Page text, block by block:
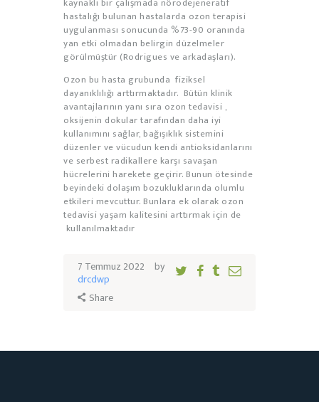
hastalığı bulunan hastalarda ozon terapisi
uygulanması sonucunda %73-90 oranında
yan etki olmadan belirgin düzelmeler
görülmüştür (Rodrigues ve arkadaşları).
Ozon bu hasta grubunda fiziksel
dayanıklılığı arttırmaktadır. Bütün klinik
avantajlarının yanı sıra ozon tedavisi ,
oksijenin dokular tarafından daha iyi
kullanımını sağlar, bağışıklık sistemini
düzenler ve vücudun kendi antioksidanlarını
ve serbest radikallere karşı savaşan
hücrelerini harekete geçirir. Bunun ötesinde
beyindeki dolaşım bozukluklarında olumlu
etkileri mevcuttur. Bunlara ek olarak ozon
tedavisi yaşam kalitesini arttırmak için de
kullanılmaktadır
7 Temmuz 2022 by
drcdwp
Share